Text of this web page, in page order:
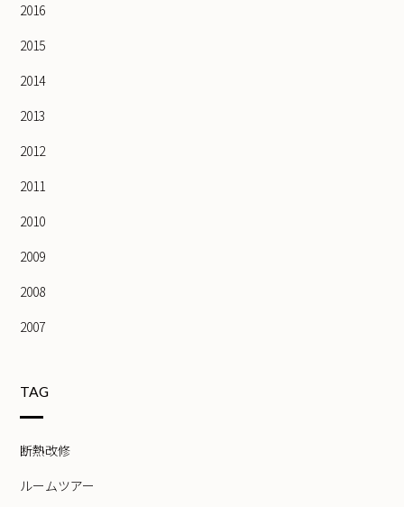
2016
2015
2014
2013
2012
2011
2010
2009
2008
2007
TAG
断熱改修
ルームツアー